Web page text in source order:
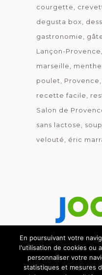
courgette
degusta box
gastronomie
Lançon-Provence
marseille
menthe
poulet
Provence
recette facile
Salon de
sans lactose
velouté
éric
Découvrez le
En poursuivant votre
l'utilisation de cookies ou
personnaliser votre
statistiques et mesures